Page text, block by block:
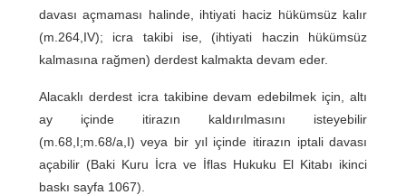
davası açmaması halinde, ihtiyati haciz hükümsüz kalır
(m.264,IV); icra takibi ise, (ihtiyati haczin hükümsüz
kalmasına rağmen) derdest kalmakta devam eder.
Alacaklı derdest icra takibine devam edebilmek için, altı
ay içinde itirazın kaldırılmasını isteyebilir
(m.68,I;m.68/a,I) veya bir yıl içinde itirazın iptali davası
açabilir (Baki Kuru İcra ve İflas Hukuku El Kitabı ikinci
baskı sayfa 1067).